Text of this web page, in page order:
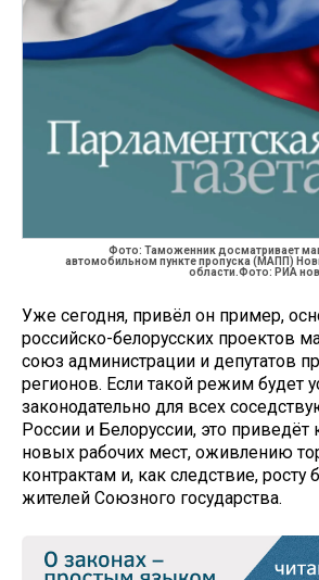
Фото: Таможенник досматривает
автомобильном пункте пропуска (МАПП)
области.Фото: РИА
Уже сегодня, привёл он пример,
российско-белорусских проектов
союз администрации и депутатов
регионов. Если такой режим будет
законодательно для всех
России и Белоруссии, это
новых рабочих мест, оживлению
контрактам и, как следствие, росту
жителей Союзного государства.